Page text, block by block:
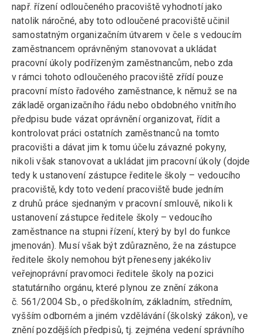
např. řízení odloučeného pracoviště vyhodnotí jako
natolik náročné, aby toto odloučené pracoviště učinil
samostatným organizačním útvarem v čele s vedoucím
zaměstnancem oprávněným stanovovat a ukládat
pracovní úkoly podřízeným zaměstnancům, nebo zda
v rámci tohoto odloučeného pracoviště zřídí pouze
pracovní místo řadového zaměstnance, k němuž se na
základě organizačního řádu nebo obdobného vnitřního
předpisu bude vázat oprávnění organizovat, řídit a
kontrolovat práci ostatních zaměstnanců na tomto
pracovišti a dávat jim k tomu účelu závazné pokyny,
nikoli však stanovovat a ukládat jim pracovní úkoly (dojde
tedy k ustanovení zástupce ředitele školy – vedoucího
pracoviště, kdy toto vedení pracoviště bude jedním
z druhů práce sjednaným v pracovní smlouvě, nikoli k
ustanovení zástupce ředitele školy – vedoucího
zaměstnance na stupni řízení, který by byl do funkce
jmenován). Musí však být zdůrazněno, že na zástupce
ředitele školy nemohou být přeneseny jakékoliv
veřejnoprávní pravomoci ředitele školy na pozici
statutárního orgánu, které plynou ze znění zákona
č. 561/2004 Sb., o předškolním, základním, středním,
vyšším odborném a jiném vzdělávání (školský zákon), ve
znění pozdějších předpisů, tj. zejména vedení správního